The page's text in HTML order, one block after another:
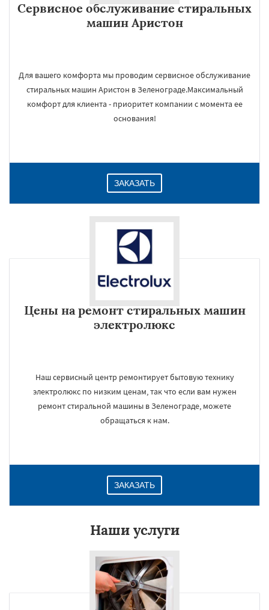
Сервисное обслуживание стиральных
машин Аристон
Для вашего комфорта мы проводим сервисное обслуживание
стиральных машин Аристон в Зеленограде.Максимальный
комфорт для клиента - приоритет компании с момента ее
основания!
ЗАКАЗАТЬ
Цены на ремонт стиральных машин
электролюкс
Наш сервисный центр ремонтирует бытовую технику
электролюкс по низким ценам, так что если вам нужен
ремонт стиральной машины в Зеленограде, можете
обращаться к нам.
ЗАКАЗАТЬ
Наши услуги